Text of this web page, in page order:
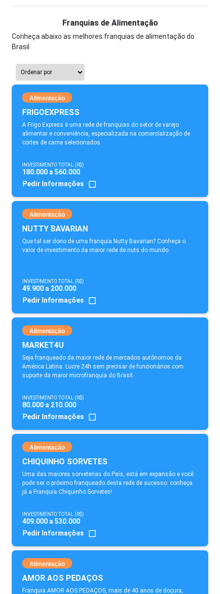
Franquias de Alimentação
Conheça abaixo as melhores franquias de alimentação do
Brasil
Alimentação
FRIGOEXPRESS
A Frigo Express é uma rede de franquias do setor de varejo
alimentar e conveniência, especializada na comercialização de
cortes de carne selecionados.
INVESTIMENTO TOTAL (R$)
180.000 a 560.000
Pedir Informações
Alimentação
NUTTY BAVARIAN
Que tal ser dono de uma franquia Nutty Bavarian? Conheça o
valor de investimento da maior rede de nuts do mundo.
INVESTIMENTO TOTAL (R$)
49.900 a 200.000
Pedir Informações
Alimentação
MARKET4U
Seja franqueado da maior rede de mercados autônomos da
América Latina. Lucre 24h sem precisar de funcionários com
suporte da maior microfranquia do Brasil.
INVESTIMENTO TOTAL (R$)
80.000 a 210.000
Pedir Informações
Alimentação
CHIQUINHO SORVETES
Uma das maiores sorveterias do País, está em expansão e você
pode ser o próximo franqueado desta rede de sucesso: conheça
já a Franquia Chiquinho Sorvetes!
INVESTIMENTO TOTAL (R$)
409.000 a 530.000
Pedir Informações
Alimentação
AMOR AOS PEDAÇOS
Franquia AMOR AOS PEDAÇOS, mais de 40 anos de doçura,